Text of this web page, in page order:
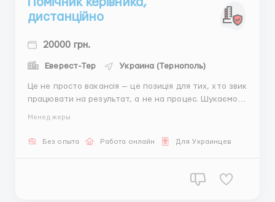
дистанційно
20000 грн.
Еверест-Тер Украина (Тернополь)
Це не просто вакансія — це позиція для тих, хто звик
працювати на результат, а не на процес. Шукаємо в
годин». Тут важливі швидкість мислення,
Менеджеры
Без опыта Работа онлайн Для Украинцев